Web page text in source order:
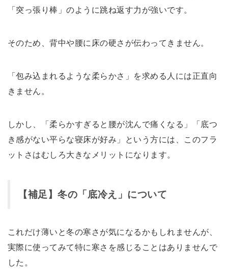
「突っ張り棒」のように跳ね返す力が強いです。
そのため、背中や腰に床の硬さが伝わってきません。
「包み込まれるような柔らかさ」を求める人には正直向
きません。
しかし、「柔らかすぎると腰が沈んで痛くなる」「底つ
き感がない平らな寝床が好み」という方には、このフラ
ットさはむしろ大きなメリットになります。
【補足】冬の「底冷え」について
これだけ薄いと冬の寒さが気になるかもしれませんが、
実際に使ってみて特に寒さを感じることはありませんで
した。